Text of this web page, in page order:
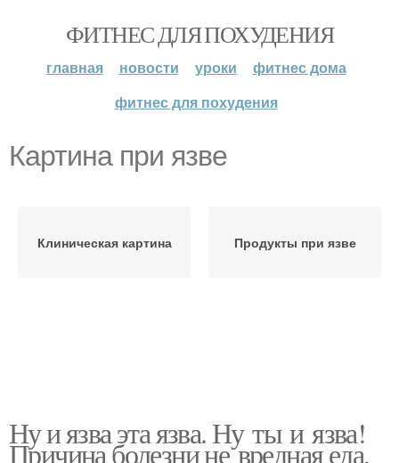
ФИТНЕС ДЛЯ ПОХУДЕНИЯ
главная новости уроки
фитнес дома
фитнес для похудения
Картина при язве
Клиническая картина Продукты при язве
Ну и язва эта язва. Ну ты и язва!
Причина болезни не вредная еда,